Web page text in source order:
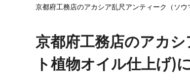
京都府工務店のアカシア乱尺アンティーク（ソ
京都府工務店のアカ
ト植物オイル仕上げ)